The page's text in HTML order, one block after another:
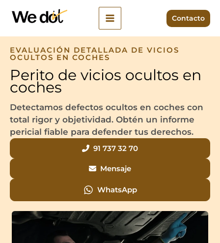
Contacto
EVALUACIÓN DETALLADA DE VICIOS
OCULTOS EN COCHES
Perito de vicios ocultos en
coches
Detectamos defectos ocultos en coches con
total rigor y objetividad. Obtén un informe
pericial fiable para defender tus derechos.
91 737 32 70
Mensaje
WhatsApp